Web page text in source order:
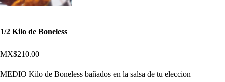
1/2 Kilo de Boneless
MX$210.00
MEDIO Kilo de Boneless bañados en la salsa de tu eleccion